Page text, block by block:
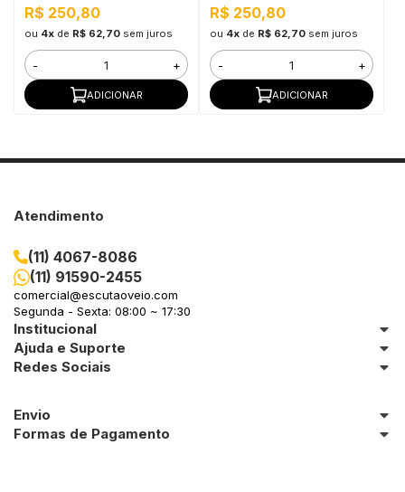
R$ 250,80
ou 4xde R$ 62,70 sem juros
- +
ADICIONAR
R$ 250,80
ou 4xde R$ 62,70 sem juros
- +
ADICIONAR
Atendimento
(11) 4067-8086
(11) 91590-2455
comercial@escutaoveio.com
Segunda - Sexta: 08:00 ~ 17:30
Institucional
Ajuda e Suporte
Redes Sociais
Envio
Formas de Pagamento